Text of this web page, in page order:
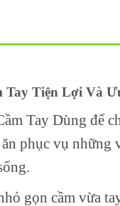
Tay Tiện Lợi Và
Tay Dùng để
phục vụ những
gọn cầm vừa